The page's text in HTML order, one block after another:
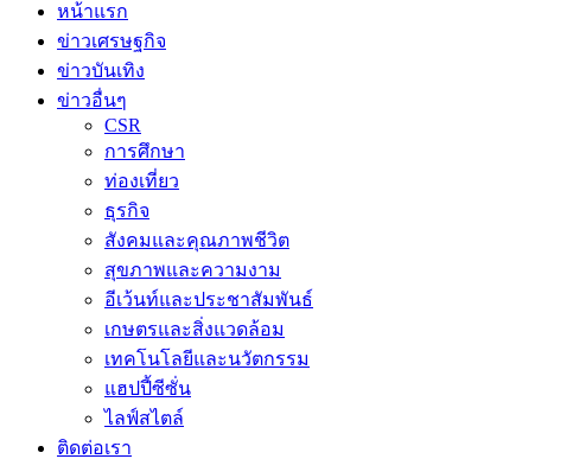
หน้าแรก
ข่าวเศรษฐกิจ
ข่าวบันเทิง
ข่าวอื่นๆ
CSR
การศึกษา
ท่องเที่ยว
ธุรกิจ
สังคมและคุณภาพชีวิต
สุขภาพและความงาม
อีเว้นท์และประชาสัมพันธ์
เกษตรและสิ่งแวดล้อม
เทคโนโลยีและนวัตกรรม
แฮปปี้ซีซั่น
ไลฟ์สไตล์
ติดต่อเรา